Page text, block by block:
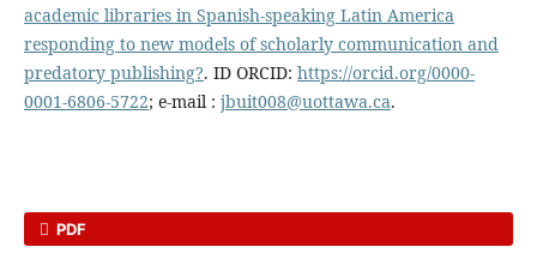
academic libraries in Spanish-speaking Latin America
responding to new models of scholarly communication and
predatory publishing?. ID ORCID: https://orcid.org/0000-
0001-6806-5722; e-mail : jbuit008@uottawa.ca.
PDF